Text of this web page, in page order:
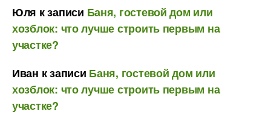
Юля к записи Баня, гостевой дом или
хозблок: что лучше строить первым на
участке?
Иван к записи Баня, гостевой дом или
хозблок: что лучше строить первым на
участке?